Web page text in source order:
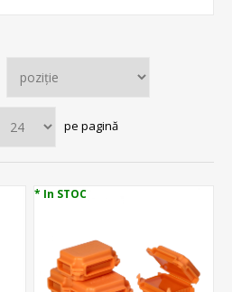
pe pagină
* In STOC